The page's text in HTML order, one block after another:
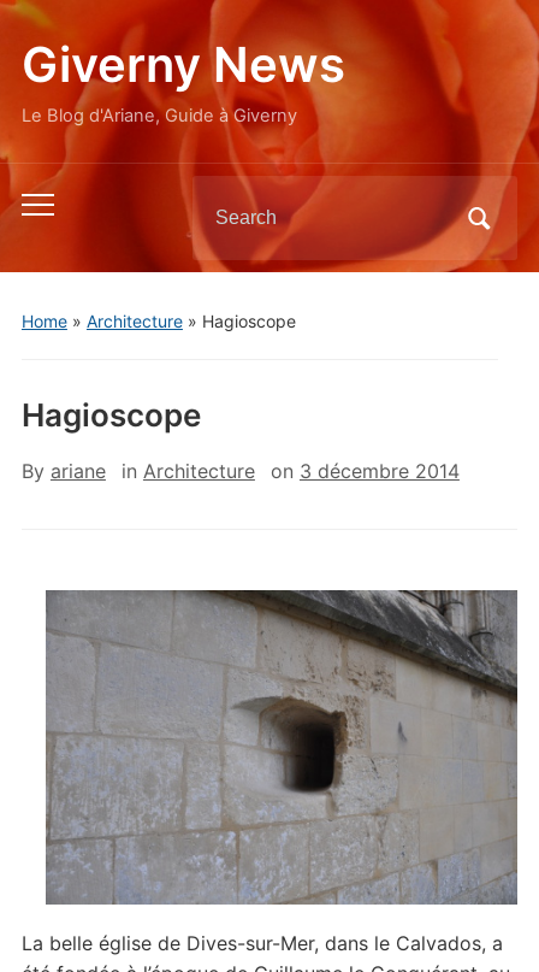
Giverny News
Le Blog d'Ariane, Guide à Giverny
Toggle
menu
Search
for:
Home» Architecture» Hagioscope
Hagioscope
By ariane in Architecture on 3 décembre 2014
La belle église de Dives-sur-Mer, dans le Calvados, a